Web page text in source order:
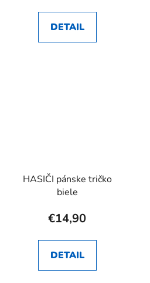
DETAIL
HASIČI pánske tričko
biele
€14,90
DETAIL